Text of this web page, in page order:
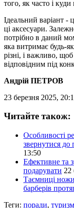
того, як часто і
Ідеальний варіант -
ці аксесуари.
потрібно в даний
яка витримає будь-
різні, і важливо,
відповідним під
Андрій ПЕТРОВ
23 березня 2025,
Читайте також:
Особливості
звернутися до
13:50
Ефективне та
подарувати 22
Таємниці
барберів
Теги: поради, туризм